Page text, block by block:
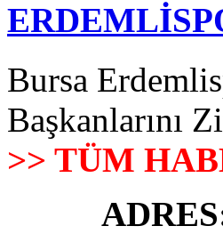
Bursa
Başkanlarını
>> TÜM